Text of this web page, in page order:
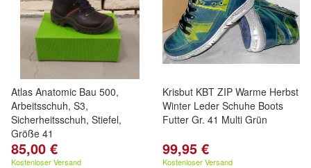
Atlas Anatomic Bau 500,
Arbeitsschuh, S3,
Sicherheitsschuh, Stiefel,
Größe 41
85,00 €
Kostenloser Versand
Krisbut KBT ZIP Warme Herbst
Winter Leder Schuhe Boots
Futter Gr. 41 Multi Grün
99,95 €
Kostenloser Versand